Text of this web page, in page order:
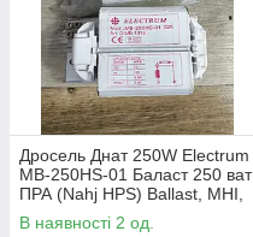
Дросель Днат 250W Electrum
MB-250HS-01 Баласт 250 ват
ПРА (Nahj HPS) Ballast, MHI,
HSI
В наявності 2 од.